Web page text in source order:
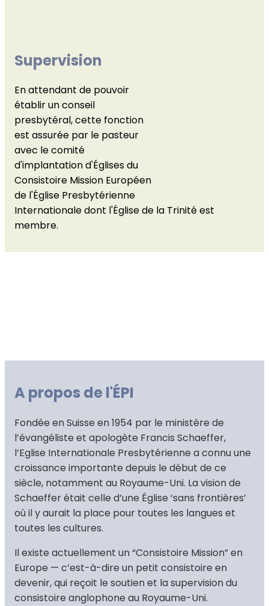
Supervision
En attendant de pouvoir
établir un conseil
presbytéral, cette fonction
est assurée par le pasteur
avec le comité
d'implantation d'Églises du
Consistoire Mission Européen
de l'Église Presbytérienne
Internationale dont l'Église de la Trinité est
membre.
A propos de l'ÉPI
Fondée en Suisse en 1954 par le ministère de
l’évangéliste et apologète Francis Schaeffer,
l’Eglise Internationale Presbytérienne a connu une
croissance importante depuis le début de ce
siècle, notamment au Royaume-Uni. La vision de
Schaeffer était celle d’une Église ‘sans frontières’
où il y aurait la place pour toutes les langues et
toutes les cultures.
Il existe actuellement un “Consistoire Mission” en
Europe — c’est-à-dire un petit consistoire en
devenir, qui reçoit le soutien et la supervision du
consistoire anglophone au Royaume-Uni.